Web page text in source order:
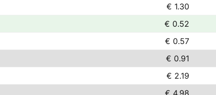
€ 1.30
€ 0.52
€ 0.57
€ 0.91
€ 2.19
€ 4.98